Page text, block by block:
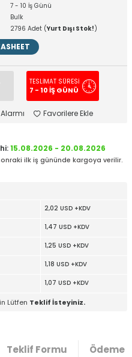
7 - 10 İş Günü
Bulk
2796 Adet (Yurt Dışı Stok!)
TESLİMAT SÜRESİ
7 - 10 İŞ GÜNÜ
Favorilere Ekle
15.08.2026 - 20.08.2026
ilk iş gününde kargoya verilir.
2,02 USD +KDV
1,47 USD +KDV
1,25 USD +KDV
1,18 USD +KDV
1,07 USD +KDV
Lütfen Teklif İsteyiniz.
Teklif Formu Ödeme